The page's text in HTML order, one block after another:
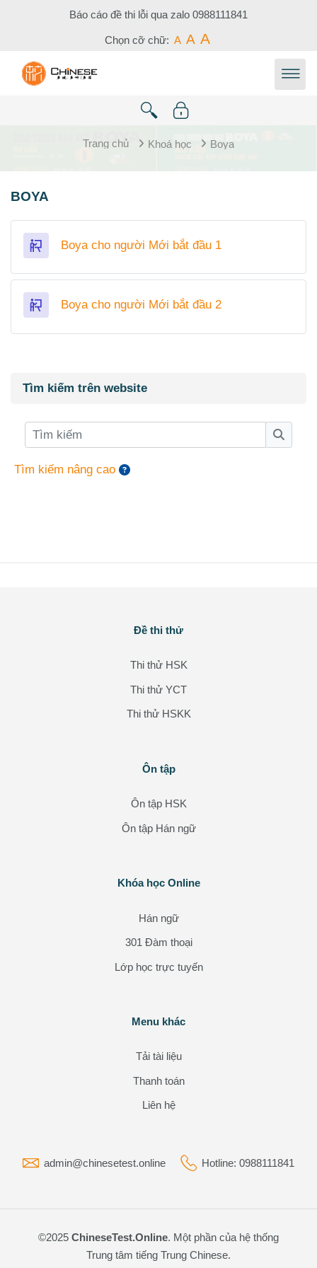
Chuyển tới nội dung chính
Báo cáo đề thi lỗi qua zalo 0988111841
Chọn cỡ chữ: A A A
Trang chủ Khoá học Boya
Tổng quan các chủ đề
BOYA
Boya cho người Mới bắt đầu 1
Boya cho người Mới bắt đầu 2Bài học
Các khối
Bỏ qua Tìm kiếm trên website
Tìm kiếm trên website
Tìm kiếm
Tìm
Tìm kiếm nâng cao
Đề thi thử
Thi thử HSK
Thi thử YCT
Thi thử HSKK
Ôn tập
Ôn tập HSK
Ôn tập Hán ngữ
Bỏ qua Khóa học OnlineKhóa học Online
Hán ngữ
301 Đàm thoại
Lớp học trực tuyến
Menu khác
Tải tài liệu
Thanh toán
Liên hệ
admin@chinesetest.online Hotline: 0988111841
©2025 ChineseTest.Online. Một phần của hệ thống
Trung tâm tiếng Trung Chinese.